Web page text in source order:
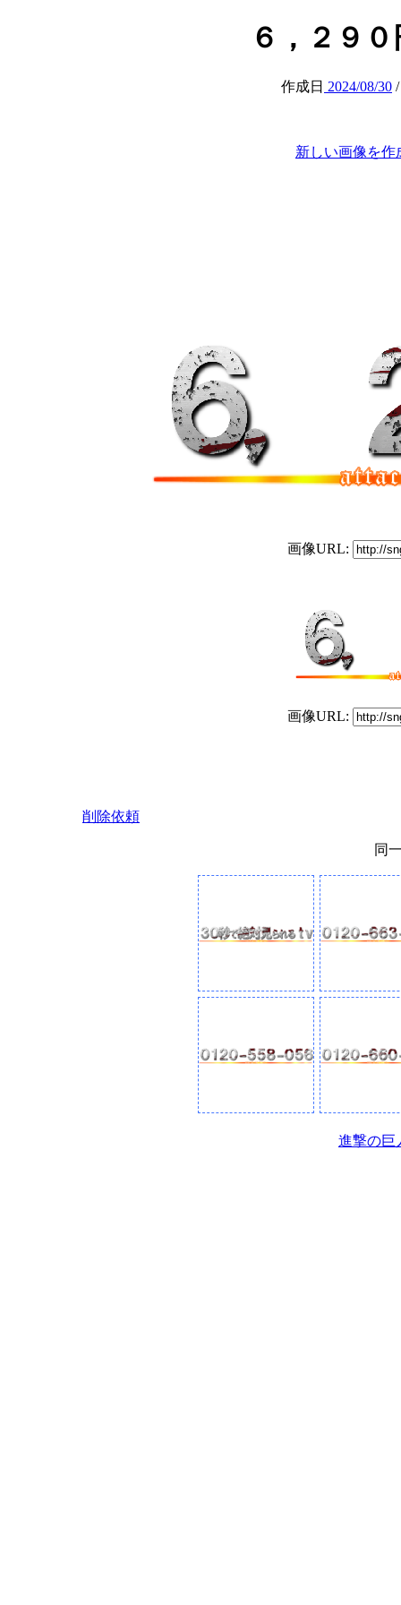
６，２９
作成日 2024/08/30
新しい画像を作
画像URL:
画像URL:
削除依頼
同
進撃の巨